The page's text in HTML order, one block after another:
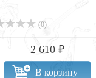
(0)
2 610 ₽
В корзину